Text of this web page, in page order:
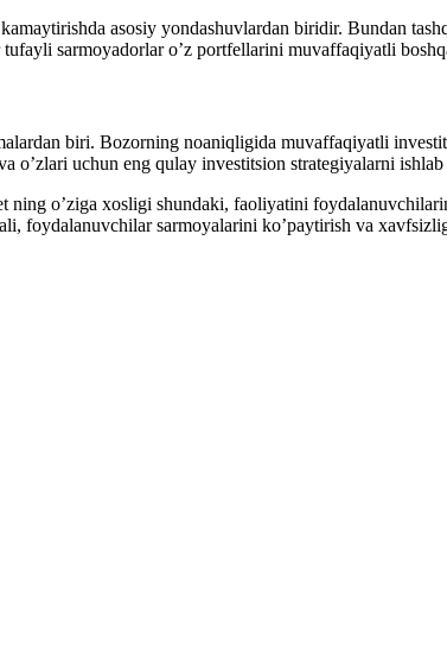
asosiy yondashuvlardan biridir. Bundan
sarmoyadorlar o’z portfellarini muvaffaqiyatli
biri. Bozorning noaniqligida muvaffaqiyatli
o’zlari uchun eng qulay investitsion strategiyalarni
o’ziga xosligi shundaki, faoliyatini
foydalanuvchilar sarmoyalarini ko’paytirish va